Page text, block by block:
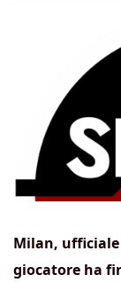
Milan,
giocatore ha